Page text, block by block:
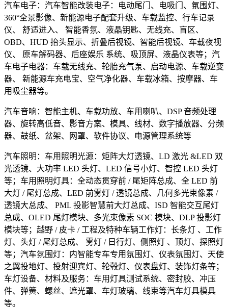
汽车电子：汽车智能改装电子：电动尾门、电吸门、氛围灯、
360°全景影像、新能源电子配套升级、车载监控、行车记录
仪、 舒适进入、 智能香氛、液晶钥匙、无线充、盲区、
OBD、HUD 抬头显示、折叠后视镜、智能后视镜、车载夜视
仪、 原车解码器、后座娱乐 系统、吸顶屏、液晶仪表等；汽
车电子电器：车载无线充、轮胎充气泵、启动电源、车载逆变
器、 新能源车充电宝、空气净化器、车载冰箱、按摩器、车
用吸尘器等。
汽车音响：智能主机、车载功放、车用喇叭、DSP 音频处理
器、旋转高低音、影音方案、模具、线材、数字播放器、分频
器、鼓纸、盆架、网罩、软件协议、电源管理系统等
汽车照明：车用照明光源：矩阵大灯透镜、LD 激光 &LED 双
光透镜、大功率 LED 头灯、LED 信号小灯、智控 LED 头灯
等；车用照明灯具：全动态贯穿前 / 尾矩阵总成、全 LED 前
大灯 / 尾灯总成、LED 前雾灯 / 透镜总成、几何多光束像素 /
透镜大总成、 PML 投影智慧前大灯总成、ISD 智能交互尾灯
总成、OLED 尾灯模块、多光束像素 SOC 模块、DLP 投影灯
模块等；越野 / 皮卡 / 工程及特种车辆工作灯：长条灯 、工作
灯、头灯 / 尾灯总成、 雾灯 / 日行灯、侧照灯 、顶灯、探照灯
等；汽车氛围灯：内智能专车专用氛围灯、仪表氛围灯、天使
之翼投地灯、投射迎宾灯、轮毂灯、仪表盘灯、装饰灯条等；
车灯设备、材料及服务：车用灯具测试系统、密封胶、冲压
件、弹簧、螺丝、遮光罩、车灯玻璃、线束等汽车灯具模具
等。